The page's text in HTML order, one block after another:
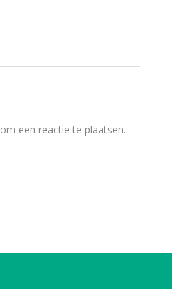
om een reactie te plaatsen.